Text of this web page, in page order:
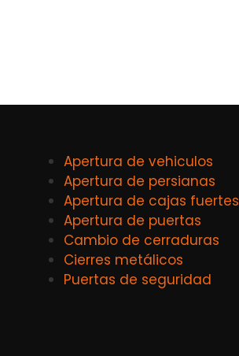
Apertura de vehiculos
Apertura de persianas
Apertura de cajas fuertes
Apertura de puertas
Cambio de cerraduras
Cierres metálicos
Puertas de seguridad